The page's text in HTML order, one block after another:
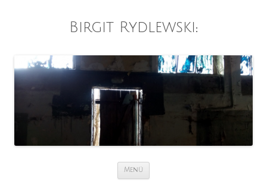
Birgit Rydlewski :
Menü